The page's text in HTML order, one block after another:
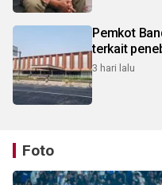
Pemkot
terkait
3 hari lalu
Foto